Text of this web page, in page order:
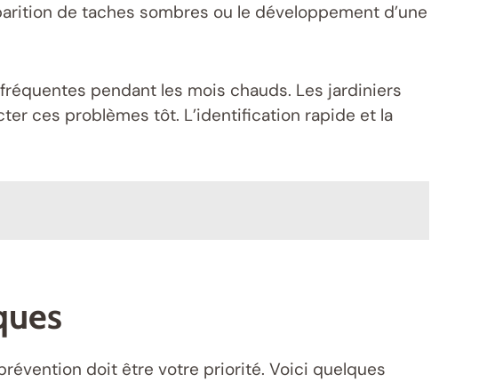
de taches sombres ou le développement d’une
pendant les mois chauds. Les jardiniers
ces problèmes tôt. L’identification rapide et la
doit être votre priorité. Voici quelques